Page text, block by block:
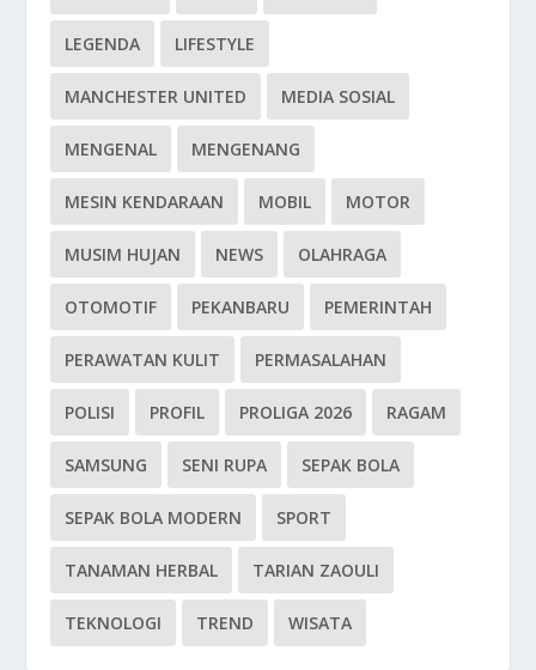
LEGENDA LIFESTYLE
MANCHESTER UNITED MEDIA SOSIAL
MENGENAL MENGENANG
MESIN KENDARAAN MOBIL MOTOR
MUSIM HUJAN NEWS OLAHRAGA
OTOMOTIF PEKANBARU PEMERINTAH
PERAWATAN KULIT PERMASALAHAN
POLISI PROFIL PROLIGA 2026 RAGAM
SAMSUNG SENI RUPA SEPAK BOLA
SEPAK BOLA MODERN SPORT
TANAMAN HERBAL TARIAN ZAOULI
TEKNOLOGI TREND WISATA